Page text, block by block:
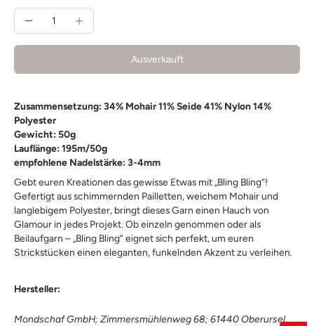
Ausverkauft
Zusammensetzung: 34% Mohair 11% Seide 41% Nylon 14%
Polyester
Gewicht: 50g
Lauflänge: 195m/50g
empfohlene Nadelstärke: 3-4mm
Gebt euren Kreationen das gewisse Etwas mit „Bling Bling“!
Gefertigt aus schimmernden Pailletten, weichem Mohair und
langlebigem Polyester, bringt dieses Garn einen Hauch von
Glamour in jedes Projekt. Ob einzeln genommen oder als
Beilaufgarn – „Bling Bling“ eignet sich perfekt, um euren
Strickstücken einen eleganten, funkelnden Akzent zu verleihen.
Hersteller:
Mondschaf GmbH; Zimmersmühlenweg 68; 61440 Oberursel,